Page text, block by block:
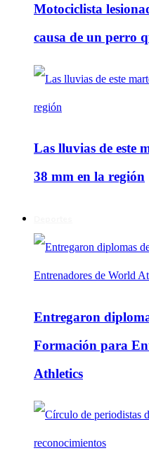
Motociclista
causa de un perro
Las lluvias de este
38 mm en la región
Entregaron
Formación para
Athletics